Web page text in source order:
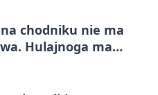
chodniku nie ma
Hulajnoga ma